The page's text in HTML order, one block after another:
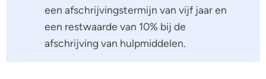
een afschrijvingstermijn van vijf jaar en
een restwaarde van 10% bij de
afschrijving van hulpmiddelen.